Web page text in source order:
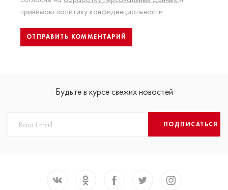
принимаю политику конфиденциальности.
Будьте в курсе свежих новостей
ПОДПИСАТЬСЯ